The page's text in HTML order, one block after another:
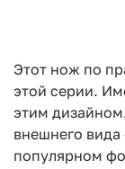
Этот нож по
этой серии.
этим
внешнего
популярном